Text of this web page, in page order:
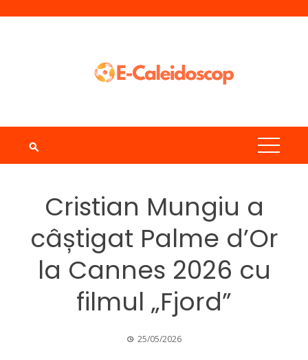
Cristian Mungiu a
câștigat Palme d’Or
la Cannes 2026 cu
filmul „Fjord”
25/05/2026